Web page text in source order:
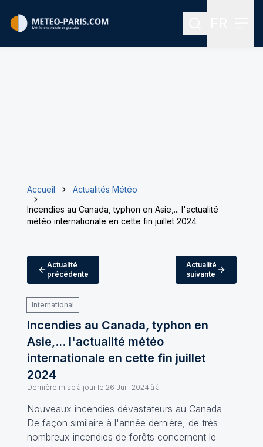
Rechercher
Accueil
Actualités Météo
Incendies au Canada, typhon en Asie,... l'actualité
météo internationale en cette fin juillet 2024
Actualité
précédente
Actualité
suivante
International
Incendies au Canada, typhon en
Asie,... l'actualité météo
internationale en cette fin juillet
2024
Dernière mise à jour le 26 Juil. 2024 à à
Nouveaux incendies dévastateurs au Canada
De façon similaire à l'année dernière, de très
nombreux incendies de forêts concernent le